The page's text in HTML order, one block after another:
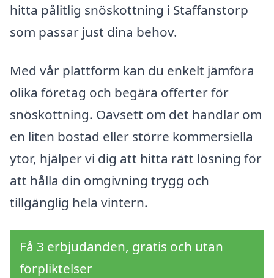
hitta pålitlig snöskottning i Staffanstorp
som passar just dina behov.
Med vår plattform kan du enkelt jämföra
olika företag och begära offerter för
snöskottning. Oavsett om det handlar om
en liten bostad eller större kommersiella
ytor, hjälper vi dig att hitta rätt lösning för
att hålla din omgivning trygg och
tillgänglig hela vintern.
Få 3 erbjudanden, gratis och utan
förpliktelser